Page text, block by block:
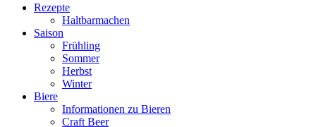
Rezepte
Haltbarmachen
Saison
Frühling
Sommer
Herbst
Winter
Biere
Informationen zu Bieren
Craft Beer